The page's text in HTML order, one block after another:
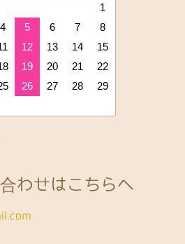
1
4 5 6 7
8
12 13 14
15
19 20 21
22
26 27 28
29
わせはこちらへ